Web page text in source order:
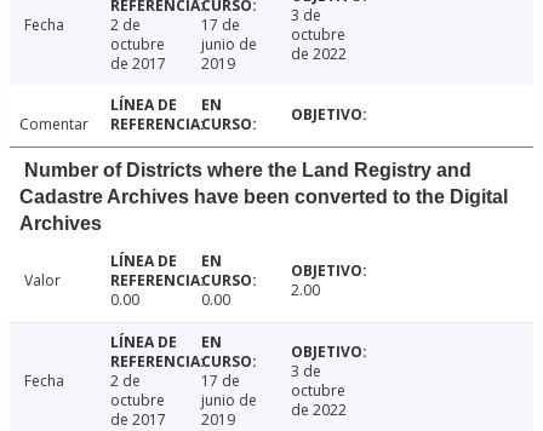
Fecha
2 de
octubre
de 2017
17 de
junio de
2019
3 de
octubre
de 2022
Comentar
Number of Districts where the Land Registry and
Cadastre Archives have been converted to the Digital
Archives
Valor
0.00
0.00 2.00
Fecha
2 de
octubre
de 2017
17 de
junio de
2019
3 de
octubre
de 2022